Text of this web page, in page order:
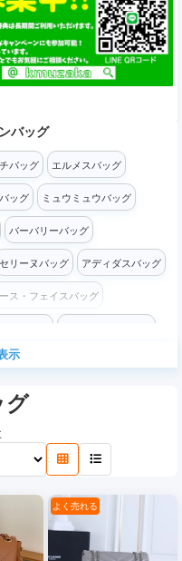
バッグ
バッグ エルメスバッグ
ッグ ミュウミュウバッグ
バーバリーバッグ
セリーヌバッグ アディダスバッグ
ス・フェイスバッグ
ピオンバッグ
ヴェルサーチ バッグ
示
グ
よく売れる